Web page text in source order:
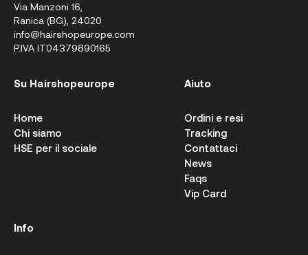
Via Manzoni 16,
Ranica (BG), 24020
info@hairshopeurope.com
P.IVA IT04379890165
Su Hairshopeurope
Home
Chi siamo
HSE per il sociale
Aiuto
Ordini e resi
Tracking
Contattaci
News
Faqs
Vip Card
Info